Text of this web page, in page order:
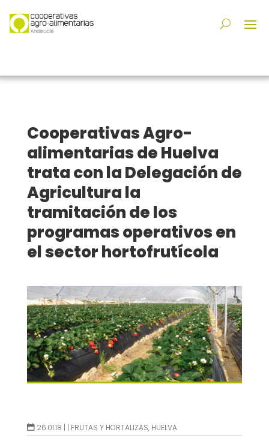
Cooperativas Agro-
alimentarias de Huelva
trata con la Delegación de
Agricultura la
tramitación de los
programas operativos en
el sector hortofrutícola
26.01.18 | | FRUTAS Y HORTALIZAS, HUELVA